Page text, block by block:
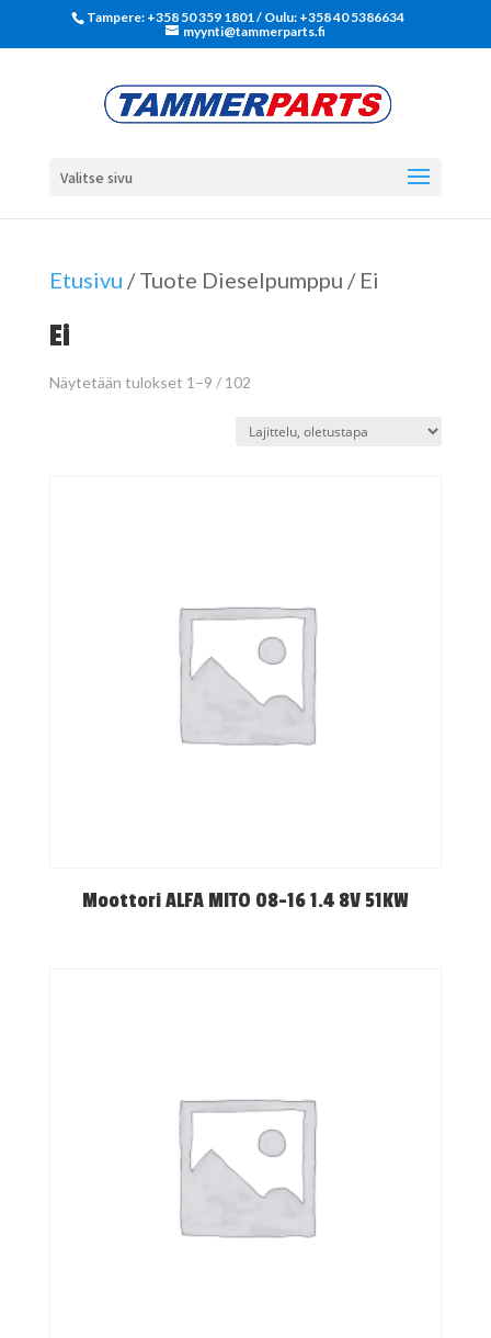
Tampere: +358 50 359 1801‬ / Oulu: +358 40 5386634
myynti@tammerparts.fi
Valitse sivu
Etusivu / Tuote Dieselpumppu / Ei
Ei
Näytetään tulokset 1–9 / 102
Moottori ALFA MITO 08-16 1.4 8V 51KW